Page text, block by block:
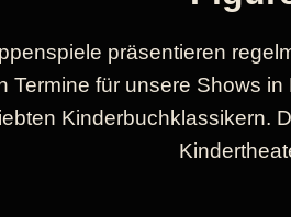
präsentieren
Termine für unsere Shows
Kinderbuchklassikern.